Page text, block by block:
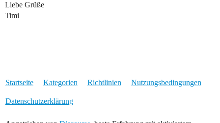
Liebe Grüße
Timi
Startseite Kategorien Richtlinien Nutzungsbedingungen
Datenschutzerklärung